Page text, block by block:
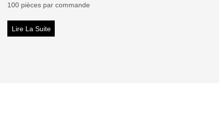
100 pièces par commande
Lire La Suite